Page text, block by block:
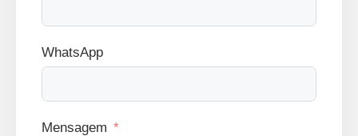
WhatsApp
Mensagem